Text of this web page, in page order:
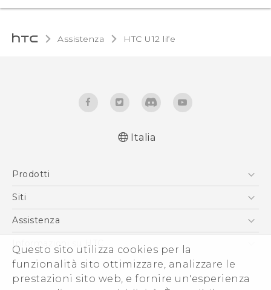
Questo sito utilizza cookies per la
funzionalità sito ottimizzare, analizzare le
prestazioni sito web, e fornire un'esperienza
Assistenza HTC U12 life‎
normativa
English - Safety and regulatory guide
Italia
Prodotti
Smartphone
Vive
Accessori
Siti
HTC VIVE
Assistenza
Ecommerce Assistenza
Informazioni su HTC
ESG
Uffici Commerciali